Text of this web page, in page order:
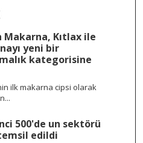
Makarna, Kıtlax ile
yeni bir
kategorisine
ilk makarna cipsi olarak
500'de un sektörü
edildi